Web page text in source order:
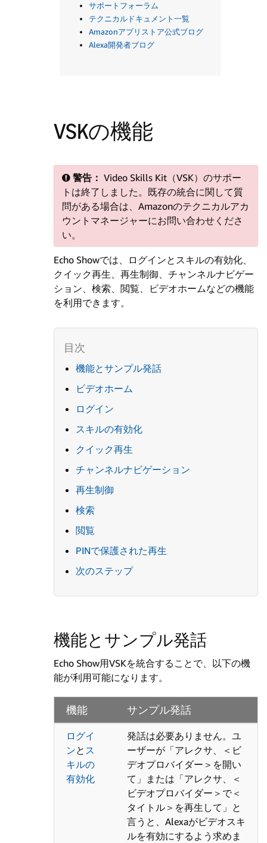
サポートフォーラム
テクニカルドキュメント一覧
Amazonアプリストア公式ブログ
Alexa開発者ブログ
VSKの機能
警告： Video Skills Kit（VSK）のサポー
トは終了しました。既存の統合に関して質
問がある場合は、Amazonのテクニカルアカ
ウントマネージャーにお問い合わせくださ
い。
Echo Showでは、ログインとスキルの有効化、
クイック再生、再生制御、チャンネルナビゲー
ション、検索、閲覧、ビデオホームなどの機能
を利用できます。
機能とサンプル発話
ビデオホーム
ログイン
スキルの有効化
クイック再生
チャンネルナビゲーション
再生制御
検索
閲覧
PINで保護された再生
次のステップ
機能とサンプル発話
Echo Show用VSKを統合することで、以下の機
能が利用可能になります。
機能 サンプル発話
ログイ
ンと ス
キルの
有効化
発話は必要ありません。ユ
ーザーが「アレクサ、＜ビ
デオプロバイダー＞を開い
て」または「アレクサ、＜
ビデオプロバイダー＞で＜
タイトル＞を再生して」と
言うと、Alexaがビデオスキ
ルを有効にするよう求めま